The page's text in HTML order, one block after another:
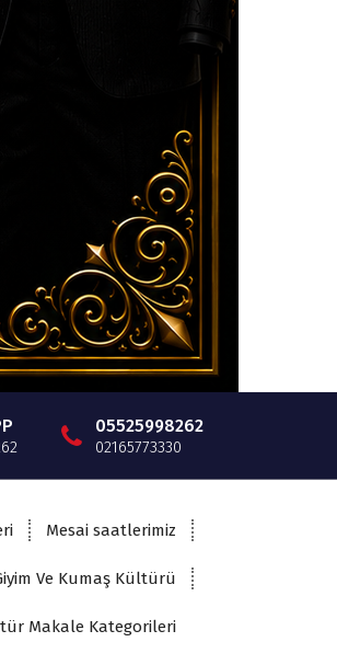
05525998262
02165773330
Mesai saatlerimiz
Ve Kumaş Kültürü
Makale Kategorileri